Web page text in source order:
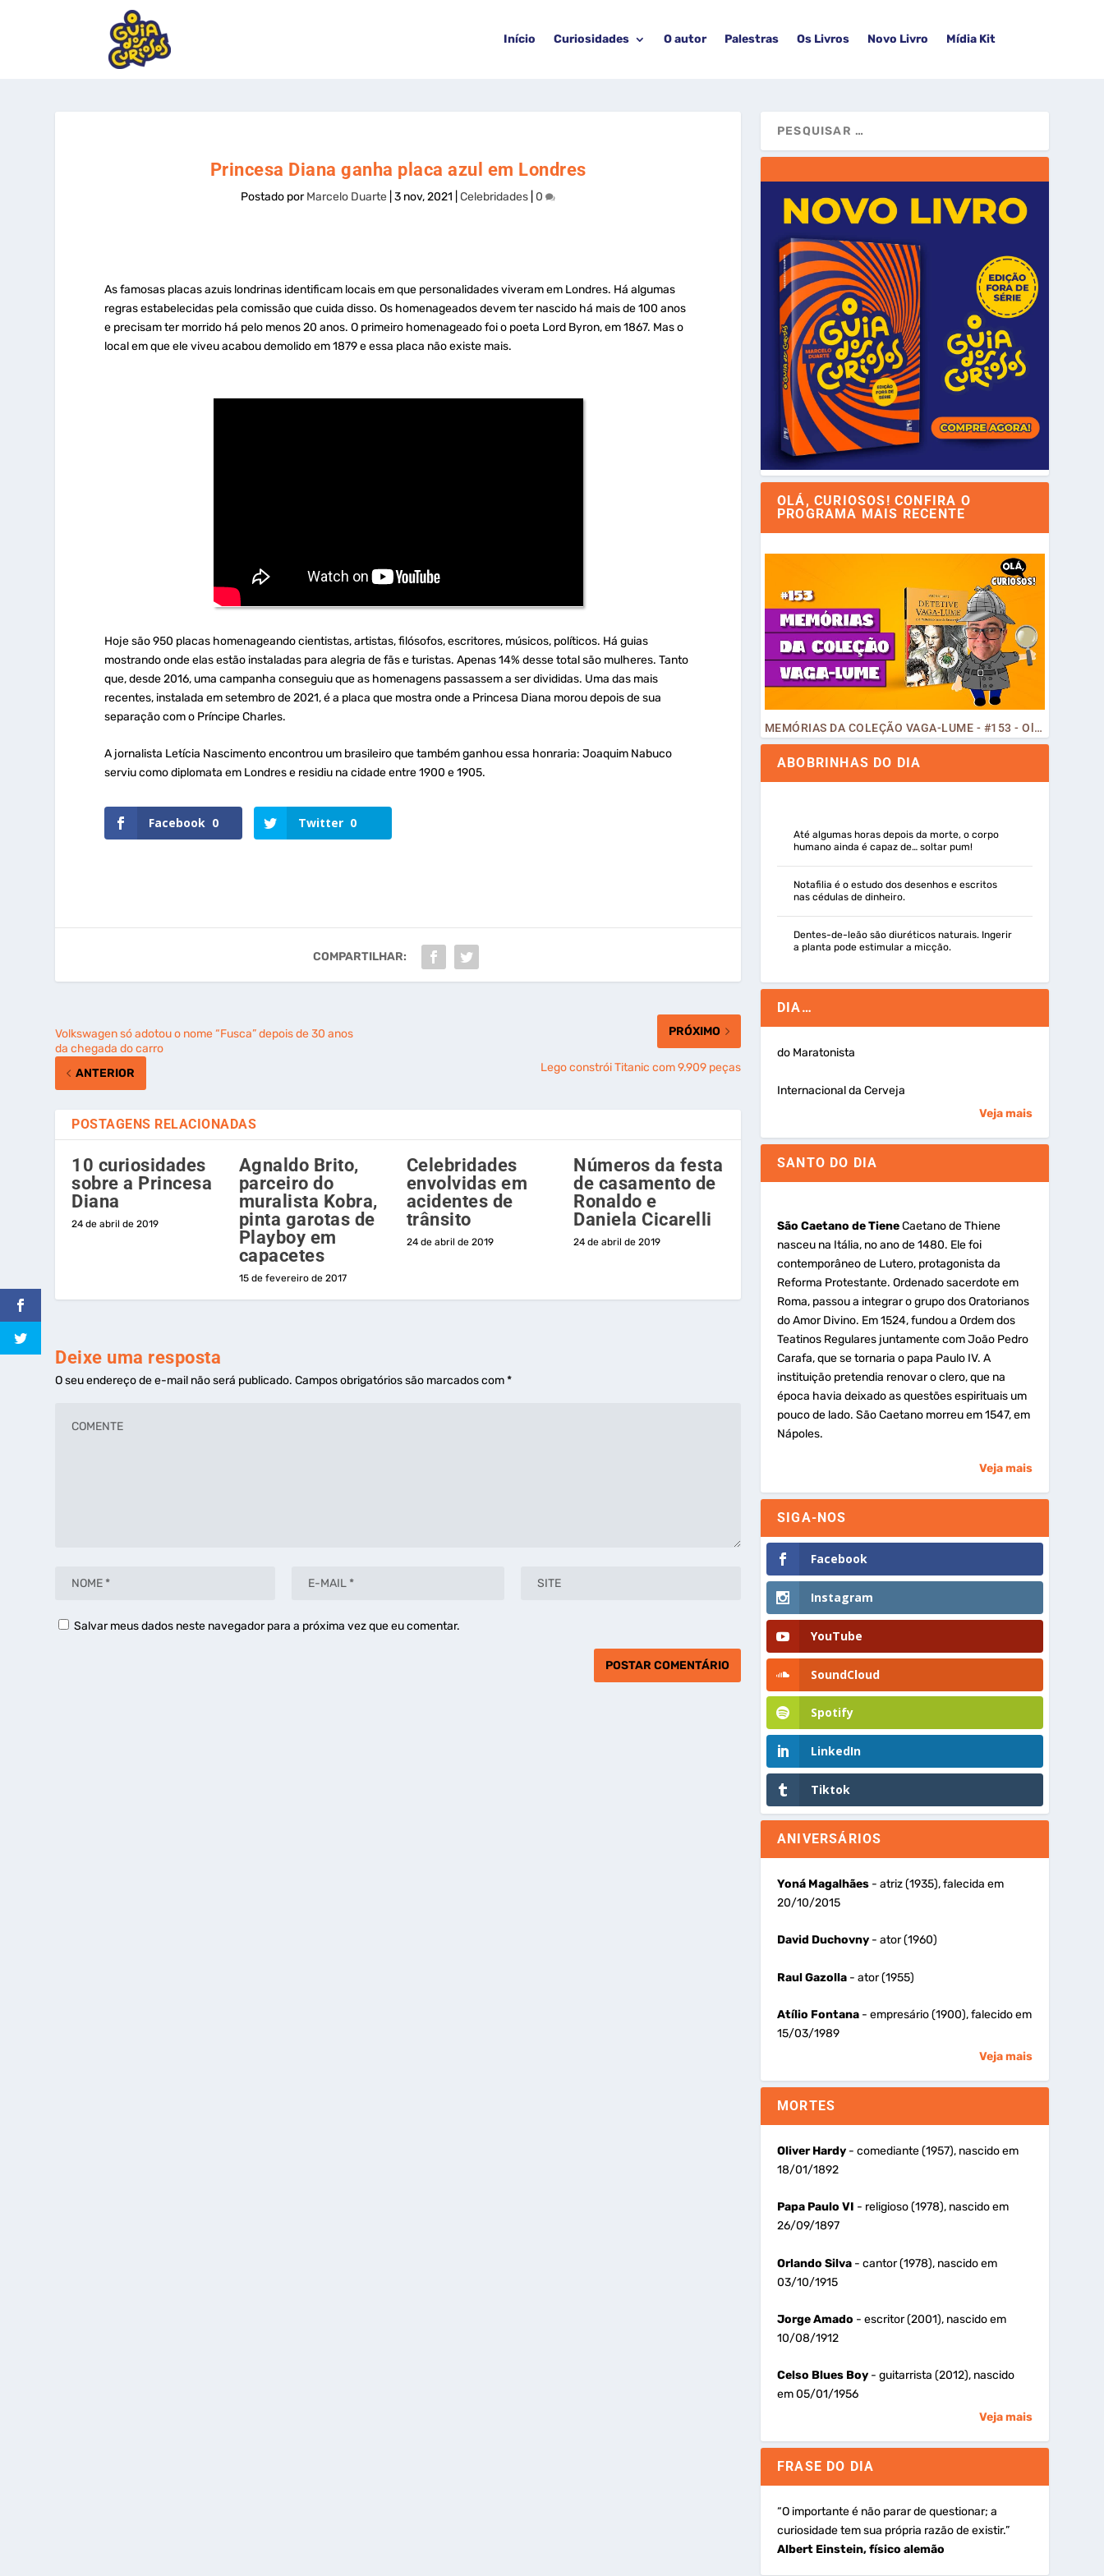
Início Curiosidades O autor Palestras Os Livros Novo Livro Mídia Kit
Princesa Diana ganha placa azul em Londres
Postado porMarcelo Duarte |3 nov, 2021 |Celebridades 0
As famosas placas azuis londrinas identificam locais em que personalidades viveram em Londres. Há algumas
regras estabelecidas pela comissão que cuida disso. Os homenageados devem ter nascido há mais de 100 anos
e precisam ter morrido há pelo menos 20 anos. O primeiro homenageado foi o poeta Lord Byron, em 1867. Mas o
local em que ele viveu acabou demolido em 1879 e essa placa não existe mais.
Hoje são 950 placas homenageando cientistas, artistas, filósofos, escritores, músicos, políticos. Há guias
mostrando onde elas estão instaladas para alegria de fãs e turistas. Apenas 14% desse total são mulheres. Tanto
que, desde 2016, uma campanha conseguiu que as homenagens passassem a ser divididas. Uma das mais
recentes, instalada em setembro de 2021, é a placa que mostra onde a Princesa Diana morou depois de sua
separação com o Príncipe Charles.
A jornalista Letícia Nascimento encontrou um brasileiro que também ganhou essa honraria: Joaquim Nabuco
serviu como diplomata em Londres e residiu na cidade entre 1900 e 1905.
Facebook 0 Twitter 0
COMPARTILHAR:
Volkswagen só adotou o nome “Fusca” depois de 30 anos
da chegada do carro
ANTERIOR
PRÓXIMO
Lego constrói Titanic com 9.909 peças
POSTAGENS RELACIONADAS
10 curiosidades
sobre a Princesa
Diana
24 de abril de 2019
Agnaldo Brito,
parceiro do
muralista Kobra,
pinta garotas de
Playboy em
capacetes
15 de fevereiro de 2017
Celebridades
envolvidas em
acidentes de
trânsito
24 de abril de 2019
Números da festa
de casamento de
Ronaldo e
Daniela Cicarelli
24 de abril de 2019
Deixe uma resposta
O seu endereço de e-mail não será publicado. Campos obrigatórios são marcados com*
Salvar meus dados neste navegador para a próxima vez que eu comentar.
OLÁ, CURIOSOS! CONFIRA O
PROGRAMA MAIS RECENTE
MEMÓRIAS DA COLEÇÃO VAGA-LUME - #153 - Olá, Curiosos! 2023
ABOBRINHAS DO DIA
Até algumas horas depois da morte, o corpo
humano ainda é capaz de… soltar pum!
Notafilia é o estudo dos desenhos e escritos
nas cédulas de dinheiro.
Dentes-de-leão são diuréticos naturais. Ingerir
a planta pode estimular a micção.
DIA…
do Maratonista
Internacional da Cerveja
Veja mais
SANTO DO DIA
São Caetano de TieneCaetano de Thiene
nasceu na Itália, no ano de 1480. Ele foi
contemporâneo de Lutero, protagonista da
Reforma Protestante. Ordenado sacerdote em
Roma, passou a integrar o grupo dos Oratorianos
do Amor Divino. Em 1524, fundou a Ordem dos
Teatinos Regulares juntamente com João Pedro
Carafa, que se tornaria o papa Paulo IV. A
instituição pretendia renovar o clero, que na
época havia deixado as questões espirituais um
pouco de lado. São Caetano morreu em 1547, em
Nápoles.
Veja mais
SIGA-NOS
Facebook
Instagram
YouTube
SoundCloud
Spotify
LinkedIn
Tiktok
ANIVERSÁRIOS
Yoná Magalhães- atriz (1935), falecida em
20/10/2015
David Duchovny- ator (1960)
Raul Gazolla- ator (1955)
Atílio Fontana- empresário (1900), falecido em
15/03/1989
Veja mais
MORTES
Oliver Hardy- comediante (1957), nascido em
18/01/1892
Papa Paulo VI - religioso (1978), nascido em
26/09/1897
Orlando Silva- cantor (1978), nascido em
03/10/1915
Jorge Amado - escritor (2001), nascido em
10/08/1912
Celso Blues Boy- guitarrista (2012), nascido
em 05/01/1956
Veja mais
FRASE DO DIA
“O importante é não parar de questionar; a
curiosidade tem sua própria razão de existir.”
Albert Einstein, físico alemão